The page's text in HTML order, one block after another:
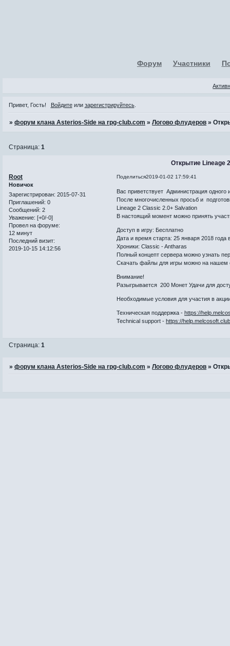
Форум Участники
Привет, Гость! Войдитеили зарегистрируйтесь.
»форум клана Asterios-Side на rpg-club.com »Логово флудеров »
Открытие Lineage
Страница:1
Поделиться2019-01-02 17:59:41
Root
Новичок
Зарегистрирован: 2015-07-31
Приглашений: 0
Сообщений: 2
Уважение: [+0/-0]
Провел на форуме:
12 минут
Последний визит:
2019-10-15 14:12:56
Вас приветствует Администрация
После многочисленных просьб и
Lineage 2 Classic 2.0+ Salvation
В настоящий момент можно принять
Доступ в игру: Бесплатно
Дата и время старта: 25 января 2018
Хроники: Classic - Antharas
Полный концепт сервера можно узнать
Скачать файлы для игры можно на нашем
Внимание!
Разыгрывается 200 Монет Удачи для
Необходимые условия для участия в
Техническая поддержка -https://
Technical support -https://
Страница:1
»форум клана Asterios-Side на rpg-club.com »Логово флудеров »